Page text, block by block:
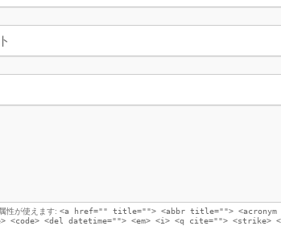
性が使えます: <a href="" title=""> <abbr title=""> <acronym
<code> <del datetime=""> <em> <i> <q cite=""> <strike>